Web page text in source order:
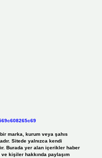
marka, kurum veya şahıs
Sitede yalnızca kendi
Burada yer alan içerikler haber
kişiler hakkında paylaşım